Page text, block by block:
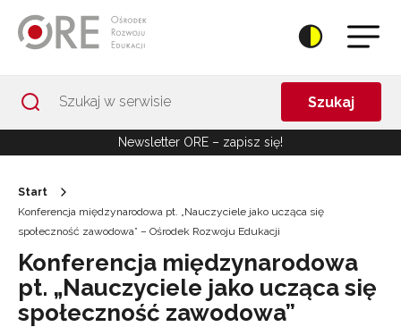
Szukaj
Newsletter ORE – zapisz się!
Start
Konferencja międzynarodowa pt. „Nauczyciele jako ucząca się
społeczność zawodowa” – Ośrodek Rozwoju Edukacji
Konferencja międzynarodowa
pt. „Nauczyciele jako ucząca się
społeczność zawodowa”